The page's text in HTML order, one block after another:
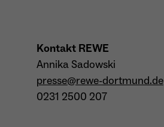
Kontakt REWE
Annika Sadowski
presse@rewe-dortmund.de
0231 2500 207